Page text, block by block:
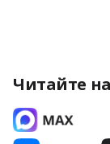
Читайте